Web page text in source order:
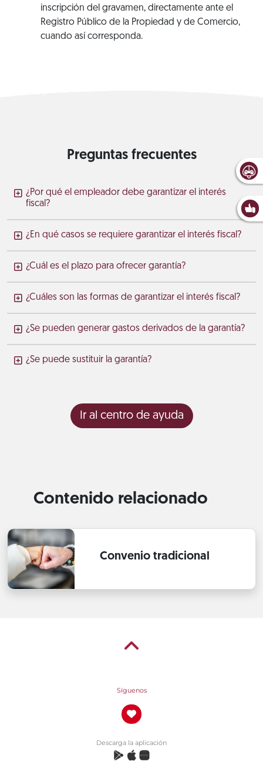
inscripción del gravamen, directamente ante el
Registro Público de la Propiedad y de Comercio,
cuando así corresponda.
Preguntas frecuentes
¿Por qué el empleador debe garantizar el interés
fiscal?
¿En qué casos se requiere garantizar el interés fiscal?
¿Cuál es el plazo para ofrecer garantía?
¿Cuáles son las formas de garantizar el interés fiscal?
¿Se pueden generar gastos derivados de la garantía?
¿Se puede sustituir la garantía?
Ir al centro de ayuda
Contenido relacionado
Convenio tradicional
Síguenos
Descarga la aplicación